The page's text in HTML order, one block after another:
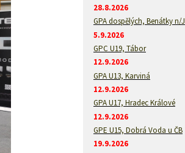
28.8.2026
GPA dospělých, Benátky n/J
5.9.2026
GPC U19, Tábor
12.9.2026
GPA U13, Karviná
12.9.2026
GPA U17, Hradec Králové
12.9.2026
GPE U15, Dobrá Voda u ČB
19.9.2026